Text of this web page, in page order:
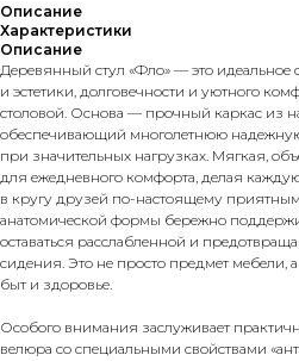
Описание
Характеристики
Описание
Деревянный стул «Фло» — это идеальное
и эстетики, долговечности и уютного
столовой. Основа — прочный каркас из
обеспечивающий многолетнюю
при значительных нагрузках. Мягкая,
для ежедневного комфорта, делая
в кругу друзей по-настоящему
анатомической формы бережно
оставаться расслабленной и
сидения. Это не просто предмет
быт и здоровье.
Особого внимания заслуживает
велюра со специальными свойствами